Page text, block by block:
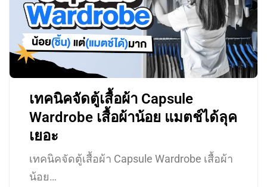
เทคนิคจัดตู้เสื้อผ้า Capsule
Wardrobe เสื้อผ้าน้อย แมตช์ได้ลุค
เยอะ
เทคนิคจัดตู้เสื้อผ้า Capsule Wardrobe เสื้อผ้า
น้อย…